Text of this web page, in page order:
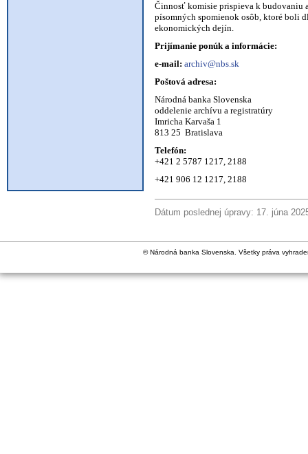
Činnosť komisie prispieva k budovaniu
písomných spomienok osôb, ktoré boli
ekonomických dejín.
Prijímanie ponúk a informácie:
e-mail: archiv@nbs.sk
Poštová adresa:
Národná banka Slovenska
oddelenie archívu a registratúry
Imricha Karvaša 1
813 25 Bratislava
Telefón:
+421 2 5787 1217, 2188
+421 906 12 1217, 2188
Dátum poslednej úpravy: 17. júna
© Národná banka Slovenska. Všetky práva